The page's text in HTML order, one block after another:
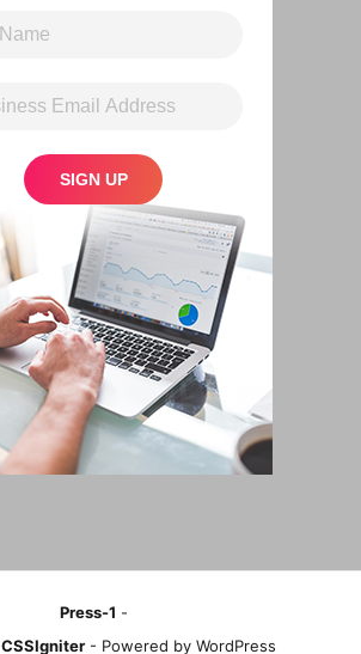
Press-1 -
CSSIgniter - Powered by WordPress